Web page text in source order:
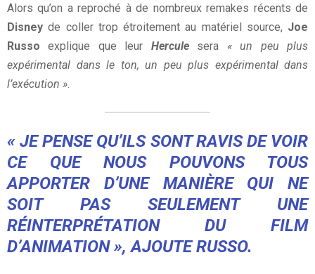
Alors qu’on a reproché à de nombreux remakes récents de
Disneyde coller trop étroitement au matériel source, Joe
Russo explique que leur Herculesera « un peu plus
expérimental dans le ton, un peu plus expérimental dans
l’exécution »
« JE PENSE QU’ILS SONT RAVIS DE VOIR
CE QUE NOUS POUVONS TOUS
APPORTER D’UNE MANIÈRE QUI NE
SOIT PAS SEULEMENT UNE
RÉINTERPRÉTATION DU FILM
D’ANIMATION », AJOUTE RUSSO.